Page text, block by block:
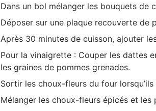
Dans un bol mélanger les bouquets de
Déposer sur une plaque recouverte de
Après 30 minutes de cuisson, ajouter
Pour la vinaigrette : Couper les dattes
les graines de pommes grenades.
Sortir les choux-fleurs du four
Mélanger les choux-fleurs épicés et